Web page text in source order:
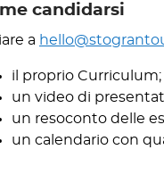
candidarsi
a
il proprio Curriculum;
un video di
un resoconto delle
un calendario con